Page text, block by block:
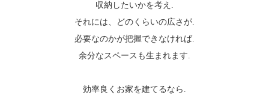
収納したいかを考え.
それには、どのくらいの広さが.
必要なのかが把握できなければ.
余分なスペースも生まれます.
効率良くお家を建てるなら.